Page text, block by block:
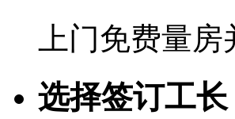
上门免费量
选择签订工长